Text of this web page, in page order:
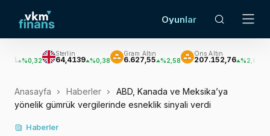
Oyunlar
Sterlin
64,4139 %0,38
Gram Altın
6.627,55 %2,58
Ons Altın
207.152,76 %2,62
Anasayfa Haberler
ABD, Kanada ve Meksika’ya
yönelik gümrük vergilerinde esneklik sinyali verdi
Haberler